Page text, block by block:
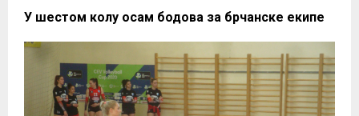
У шестом колу осам бодова за брчанске екипе